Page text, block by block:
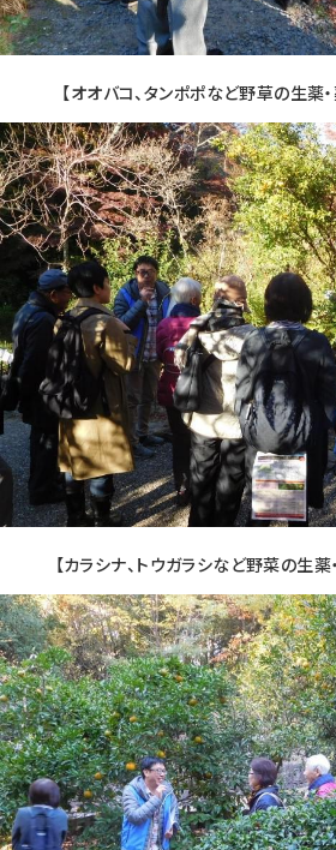
【オオバコ、タンポポなど野草の生薬
【カラシナ、トウガラシなど野菜の生